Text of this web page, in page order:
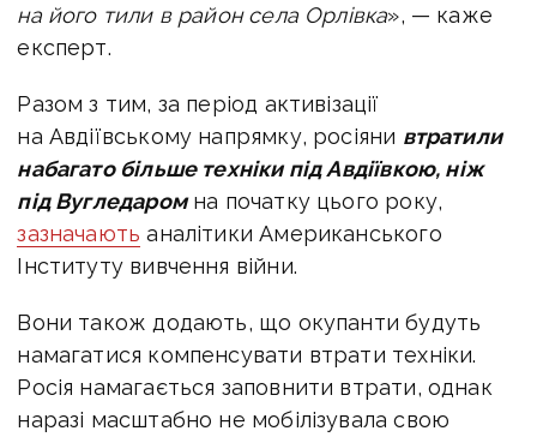
на його тили в район села Орлівка», — каже
експерт.
Разом з тим, за період активізації
на Авдіївському напрямку, росіяни втратили
набагато більше техніки під Авдіївкою, ніж
під Вугледаромна початку цього року,
зазначають аналітики Американського
Інституту вивчення війни.
Вони також додають, що окупанти будуть
намагатися компенсувати втрати техніки.
Росія намагається заповнити втрати, однак
наразі масштабно не мобілізувала свою